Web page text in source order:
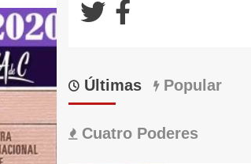
Últimas Popular
Cuatro Poderes